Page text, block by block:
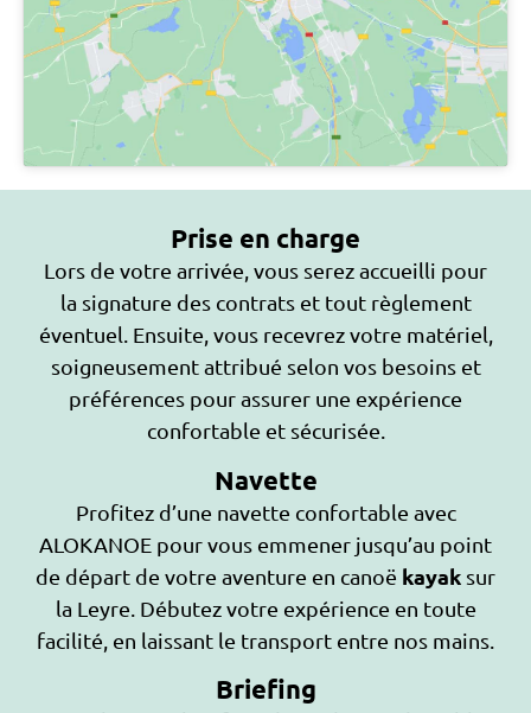
Prise en charge
Lors de votre arrivée, vous serez accueilli pour
la signature des contrats et tout règlement
éventuel. Ensuite, vous recevrez votre matériel,
soigneusement attribué selon vos besoins et
préférences pour assurer une expérience
confortable et sécurisée.
Navette
Profitez d’une navette confortable avec
ALOKANOE pour vous emmener jusqu’au point
de départ de votre aventure en canoë kayak sur
la Leyre. Débutez votre expérience en toute
facilité, en laissant le transport entre nos mains.
Briefing